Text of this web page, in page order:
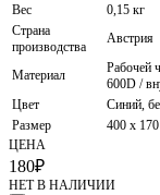
Вес
0,15 кг
Страна
производства
Австрия
Материал
Рабочей
600D /
Цвет
Синий,
Размер
400 х
ЦЕНА
180₽
НЕТ В НАЛИЧИИ